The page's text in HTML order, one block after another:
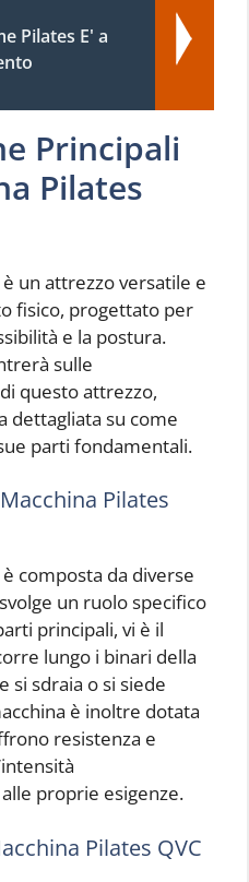
Pilates E' a
Principali
Pilates
è un attrezzo versatile e
fisico, progettato per
e la postura.
sulle
questo attrezzo,
dettagliata su come
parti fondamentali.
Pilates
composta da diverse
un ruolo specifico
principali, vi è il
lungo i binari della
si sdraia o si siede
è inoltre dotata
resistenza e
proprie esigenze.
Pilates QVC